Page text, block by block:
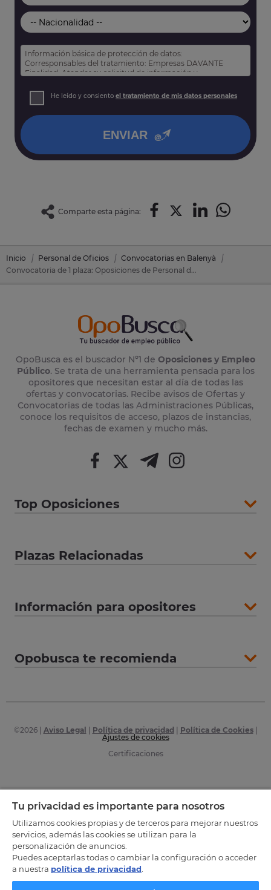
Información básica de protección de datos:
Corresponsables del tratamiento: Empresas DAVANTE
Finalidad: Atender su solicitud de información y
Derechos: Puede acceder, rectificar y suprimir sus datos,
así como otros derechos tal y como se explica en nuestra
He leído y consiento el tratamiento de mis datos personales
ENVIAR
Comparte esta página:
Inicio Personal de Oficios
Convocatorias en Balenyà
Convocatoria de 1 plaza: Oposiciones de Personal de Oficios en Balenyà (Barcelona)
OpoBusca es el buscador Nº1 de Oposiciones y Empleo
Público. Se trata de una herramienta pensada para los
opositores que necesitan estar al día de todas las
ofertas y convocatorias. Recibe avisos de Ofertas y
Convocatorias de todas las Administraciones Públicas,
conoce los requisitos de acceso, plazos de instancias,
fechas de examen y mucho más.
Top Oposiciones
Plazas Relacionadas
Información para opositores
Opobusca te recomienda
©2026| Aviso Legal Política de privacidad Política de Cookies|
Ajustes de cookies
Certificaciones
Tu privacidad es importante para nosotros
Utilizamos cookies propias y de terceros para mejorar nuestros
servicios, además las cookies se utilizan para la
personalización de anuncios.
Puedes aceptarlas todas o cambiar la configuración o acceder
a nuestra política de privacidad